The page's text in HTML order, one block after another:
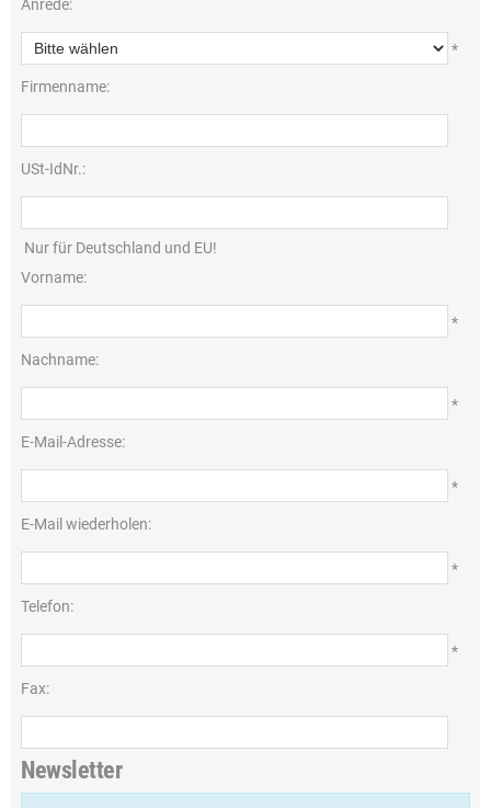
Anrede:
*
Firmenname:
USt-IdNr.:
Nur für Deutschland und EU!
Vorname:
*
Nachname:
*
E-Mail-Adresse:
*
E-Mail wiederholen:
*
Telefon:
*
Fax:
Newsletter